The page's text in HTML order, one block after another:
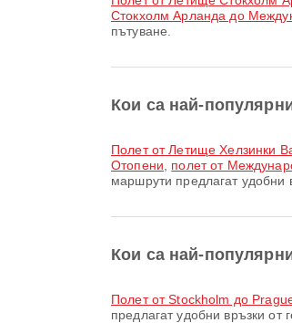
Стокхолм Арланда до
пътуване.
Кои са най-
полет от Летище Хелзинки
Отопени
полет от
маршрути предлагат удобни
Кои са най-
полет от Stockholm до
предлагат удобни връзки от